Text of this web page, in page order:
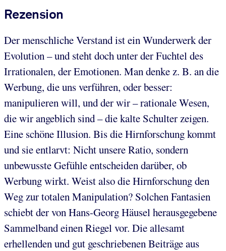
Rezension
Der menschliche Verstand ist ein Wunderwerk der
Evolution – und steht doch unter der Fuchtel des
Irrationalen, der Emotionen. Man denke z. B. an die
Werbung, die uns verführen, oder besser:
manipulieren will, und der wir – rationale Wesen,
die wir angeblich sind – die kalte Schulter zeigen.
Eine schöne Illusion. Bis die Hirnforschung kommt
und sie entlarvt: Nicht unsere Ratio, sondern
unbewusste Gefühle entscheiden darüber, ob
Werbung wirkt. Weist also die Hirnforschung den
Weg zur totalen Manipulation? Solchen Fantasien
schiebt der von Hans-Georg Häusel herausgegebene
Sammelband einen Riegel vor. Die allesamt
erhellenden und gut geschriebenen Beiträge aus